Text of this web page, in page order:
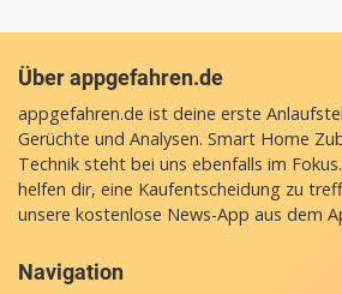
Über appgefahren.de
appgefahren.de ist deine erste
Gerüchte und Analysen. Smart Home
Technik steht bei uns ebenfalls im
helfen dir, eine Kaufentscheidung zu
unsere kostenlose News-App aus dem
Navigation